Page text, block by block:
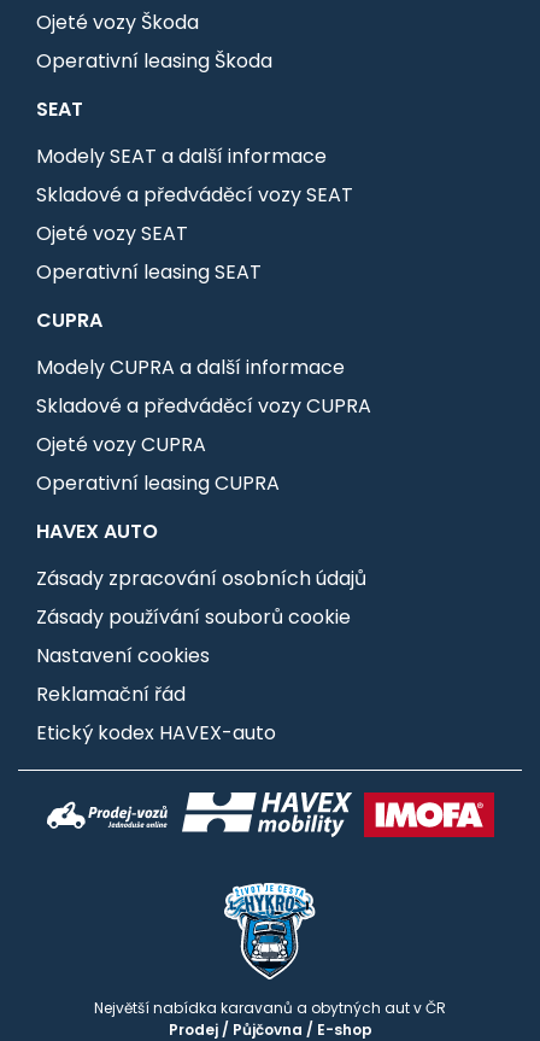
Ojeté vozy Škoda
Operativní leasing Škoda
SEAT
Modely SEAT a další informace
Skladové a předváděcí vozy SEAT
Ojeté vozy SEAT
Operativní leasing SEAT
CUPRA
Modely CUPRA a další informace
Skladové a předváděcí vozy CUPRA
Ojeté vozy CUPRA
Operativní leasing CUPRA
HAVEX AUTO
Zásady zpracování osobních údajů
Zásady používání souborů cookie
Nastavení cookies
Reklamační řád
Etický kodex HAVEX-auto
Největší nabídka karavanů a obytných aut v ČR
Prodej/ Půjčovna / E-shop